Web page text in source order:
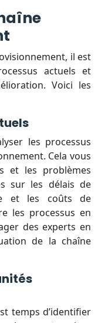
il est
actuels et
Voici les
les processus
Cela vous
et les problèmes
sur les délais de
et les coûts de
les processus en
des experts en
de la chaîne
temps d’identifier